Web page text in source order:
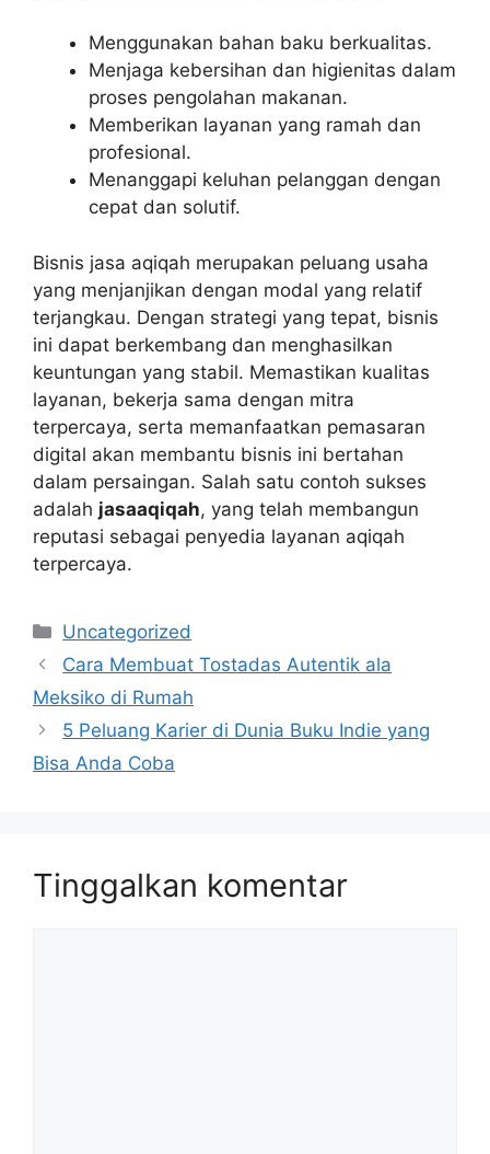
Menggunakan bahan baku berkualitas.
Menjaga kebersihan dan higienitas dalam
proses pengolahan makanan.
Memberikan layanan yang ramah dan
profesional.
Menanggapi keluhan pelanggan dengan
cepat dan solutif.
Bisnis jasa aqiqah merupakan peluang usaha
yang menjanjikan dengan modal yang relatif
terjangkau. Dengan strategi yang tepat, bisnis
ini dapat berkembang dan menghasilkan
keuntungan yang stabil. Memastikan kualitas
layanan, bekerja sama dengan mitra
terpercaya, serta memanfaatkan pemasaran
digital akan membantu bisnis ini bertahan
dalam persaingan. Salah satu contoh sukses
adalah jasaaqiqah, yang telah membangun
reputasi sebagai penyedia layanan aqiqah
terpercaya.
Kategori
Uncategorized
Cara Membuat Tostadas Autentik ala
Meksiko di Rumah
5 Peluang Karier di Dunia Buku Indie yang
Bisa Anda Coba
Tinggalkan komentar